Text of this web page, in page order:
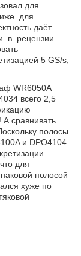
для
для
даёт
в рецензии
5 GS/s,
WR6050A
всего 2,5
А сравнивать
полосы
и DPO4104
для
полосой
хуже по